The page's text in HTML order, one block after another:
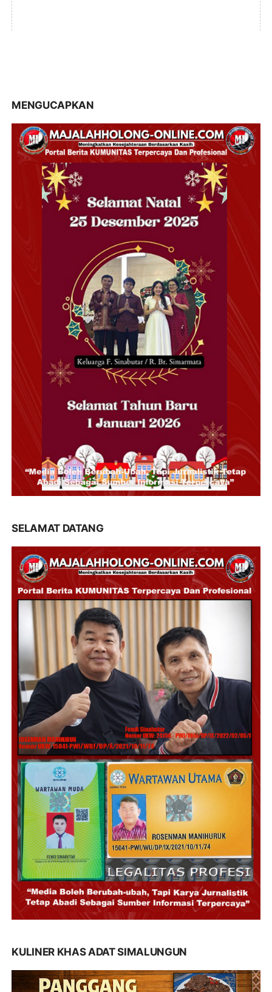
MENGUCAPKAN
SELAMAT DATANG
KULINER KHAS ADAT SIMALUNGUN